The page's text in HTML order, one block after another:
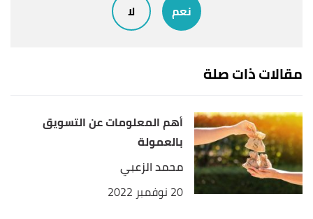
,
Retrieved 15/10/2022. Edited.
نعم لا
مقالات ذات صلة
أهم المعلومات عن التسويق
بالعمولة
محمد الزعبي
20 نوفمبر 2022